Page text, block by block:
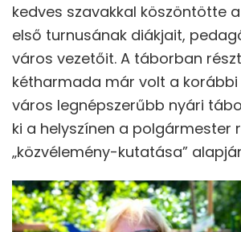
kedves szavakkal köszöntötte
első turnusának diákjait,
város vezetőit. A táborban
kétharmada már volt a korábbi
város legnépszerűbb nyári
ki a helyszínen a polgármester
„közvélemény-kutatása”